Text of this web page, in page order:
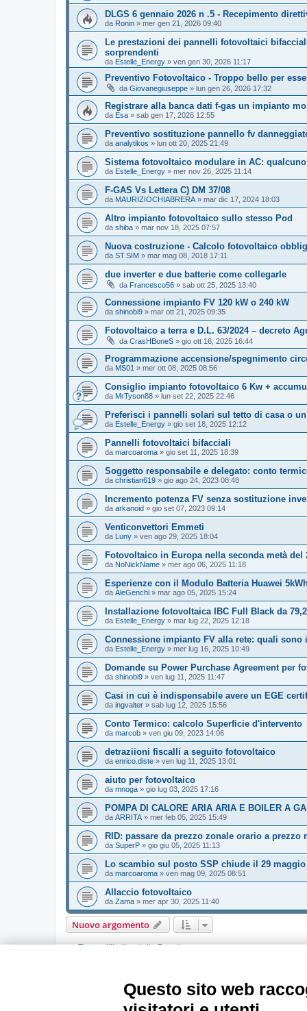
DLGS 6 gennaio 2026 n .5 - Recepimento
da Ronin » mer gen 21, 2026 09:40
Le prestazioni dei pannelli fotovoltaici
sorprendenti
da Estelle_Energy » ven gen 30, 2026 11:17
Preventivo Fotovoltaico - Troppo bello per
da Giovanegiuseppe » lun gen 26, 2026 17:32
Registrare alla banca dati f-gas un impianto
da Esa » sab gen 17, 2026 12:55
Preventivo sostituzione pannello fv
da analytikos » lun ott 20, 2025 21:49
Sistema fotovoltaico modulare in AC:
da Estelle_Energy » mer nov 26, 2025 11:14
F-GAS Vs Lettera C) DM 37/08
da MAURIZIOCHIABRERA » mar dic 17, 2024 18:03
Altro impianto fotovoltaico sullo stesso Pod
da shiba » mar nov 18, 2025 07:57
Nuova costruzione - Calcolo fotovoltaico
da ST.SIM » mar mag 08, 2018 17:11
due inverter e due batterie come collegarle
da Francesco56 » sab ott 25, 2025 13:40
Connessione impianto FV 120 kW o 240 kW
da shinobi9 » mar ott 21, 2025 09:35
Fotovoltaico a terra e D.L. 63/2024 – decreto
da CrasHBoneS » gio ott 16, 2025 16:44
Programmazione accensione/spegnimento
da MS01 » mer ott 08, 2025 08:56
Consiglio impianto fotovoltaico 6 Kw +
da MrTyson88 » lun set 22, 2025 22:46
Preferisci i pannelli solari sul tetto di casa o
da Estelle_Energy » gio set 18, 2025 12:12
Pannelli fotovoltaici bifacciali
da marcoaroma » gio set 11, 2025 18:39
Soggetto responsabile e delegato: conto
da christian619 » gio ago 24, 2023 08:48
Incremento potenza FV senza sostituzione
da arkanoid » gio set 07, 2023 09:14
Venticonvettori Emmeti
da Luny » ven ago 29, 2025 18:04
Fotovoltaico in Europa nella seconda metà del
da NoNickName » mer ago 06, 2025 11:18
Esperienze con il Modulo Batteria Huawei
da AleGenchi » mar ago 05, 2025 15:24
Installazione fotovoltaica IBC Full Black da
da Estelle_Energy » mar lug 22, 2025 12:18
Connessione impianto FV alla rete: quali
da Estelle_Energy » mer lug 16, 2025 10:49
Domande su Power Purchase Agreement per
da shinobi9 » ven lug 11, 2025 11:47
Casi in cui è indispensabile avere un EGE
da ingvalter » sab lug 12, 2025 15:56
Conto Termico: calcolo Superficie d'intervento
da marcob » ven giu 09, 2023 14:06
detraziioni fiscalli a seguito fotovoltaico
da enrico.diste » ven lug 11, 2025 13:01
aiuto per fotovoltaico
da mnoga » gio lug 03, 2025 17:16
POMPA DI CALORE ARIA ARIA E BOILER A
da ARRITA » mer feb 05, 2025 15:49
RID: passare da prezzo zonale orario a prezzo
da SuperP » gio giu 05, 2025 11:13
Lo scambio sul posto SSP chiude il 29 maggio
da marcoaroma » ven mag 09, 2025 08:51
Allaccio fotovoltaico
da Zama » mer apr 30, 2025 11:40
Nuovo argomento
Torna all’Indice della Board
aprire nuovi argomenti
rispondere negli argomenti
modificare i tuoi messaggi
Questo sito web